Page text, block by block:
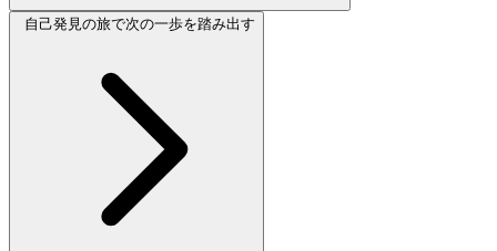
自己発見の旅で次の一歩を踏み出す